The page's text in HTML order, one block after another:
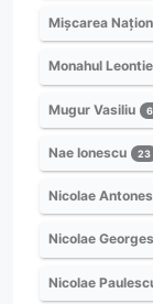
Mișcarea
Monahul Leontie
Mugur Vasiliu
Nae Ionescu 23
Nicolae
Nicolae
Nicolae